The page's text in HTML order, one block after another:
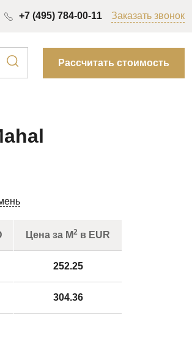
+7 (495) 784-00-11 Заказать звонок
Рассчитать стоимость
Цена за М2 в EUR
252.25
304.36